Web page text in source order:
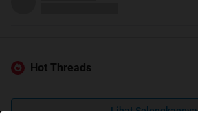
Hot Threads
Lihat Selengkapnya